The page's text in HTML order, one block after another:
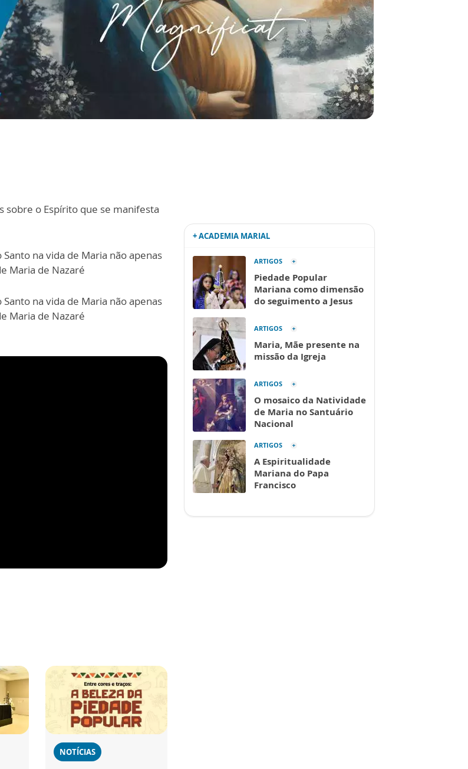
sobre o Espírito que se manifesta
na vida de Maria não apenas
Maria de Nazaré
na vida de Maria não apenas
Maria de Nazaré
NOTÍCIAS
+ ACADEMIA MARIAL
ARTIGOS
Piedade Popular
Mariana como dimensão
do seguimento a Jesus
ARTIGOS
Maria, Mãe presente na
missão da Igreja
ARTIGOS
O mosaico da Natividade
de Maria no Santuário
Nacional
ARTIGOS
A Espiritualidade
Mariana do Papa
Francisco